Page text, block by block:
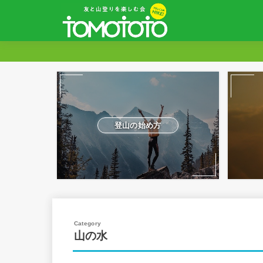
登山の始め方
山の水